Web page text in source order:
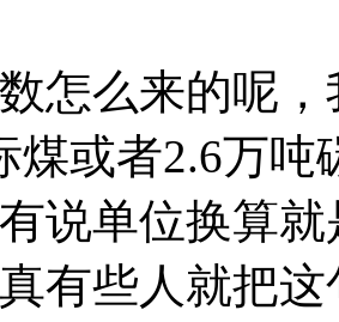
怎么来的呢
煤或者2.6万
说单位换算
有些人就把